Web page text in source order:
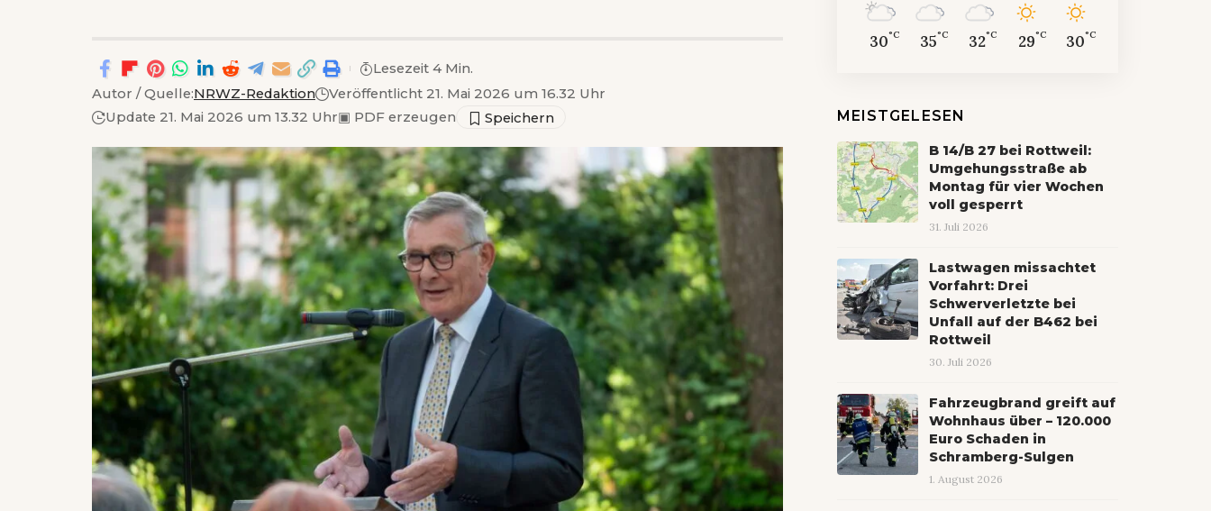
Autor / Quelle:NRWZ-Redaktion
Veröffentlicht 21. Mai 2026 um 16.32 Uhr
Update 21. Mai 2026 um 13.32 Uhr▣ PDF erzeugen
Lesezeit 4 Min.
30°C 35°C 32°C 29°C 30°C
MEISTGELESEN
B 14/B 27 bei Rottweil:
Umgehungsstraße ab
Montag für vier Wochen
voll gesperrt
31. Juli 2026
Lastwagen missachtet
Vorfahrt: Drei
Schwerverletzte bei
Unfall auf der B462 bei
Rottweil
30. Juli 2026
Fahrzeugbrand greift auf
Wohnhaus über – 120.000
Euro Schaden in
Schramberg-Sulgen
1. August 2026